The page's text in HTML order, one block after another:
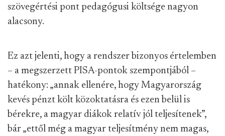
szövegértési pont pedagógusi költsége nagyon
alacsony.
Ez azt jelenti, hogy a rendszer bizonyos értelemben
– a megszerzett PISA-pontok szempontjából –
hatékony: „annak ellenére, hogy Magyarország
kevés pénzt költ közoktatásra és ezen belül is
bérekre, a magyar diákok relatív jól teljesítenek”,
bár „ettől még a magyar teljesítmény nem magas,